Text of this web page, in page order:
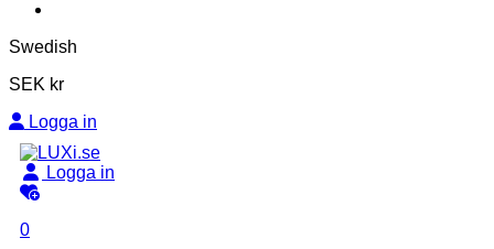
Swedish
SEK kr
Logga in
Logga in
0